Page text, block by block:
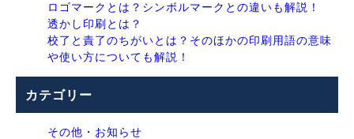
ロゴマークとは？シンボルマークとの違いも解説！
透かし印刷とは？
校了と責了のちがいとは？そのほかの印刷用語の意味
や使い方についても解説！
カテゴリー
その他・お知らせ